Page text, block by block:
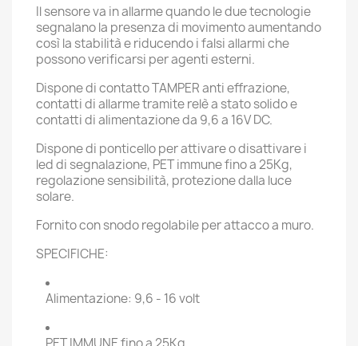
Il sensore va in allarme quando le due tecnologie
segnalano la presenza di movimento aumentando
così la stabilità e riducendo i falsi allarmi che
possono verificarsi per agenti esterni.
Dispone di contatto TAMPER anti effrazione,
contatti di allarme tramite relè a stato solido e
contatti di alimentazione da 9,6 a 16V DC.
Dispone di ponticello per attivare o disattivare i
led di segnalazione, PET immune fino a 25Kg,
regolazione sensibilità, protezione dalla luce
solare.
Fornito con snodo regolabile per attacco a muro.
SPECIFICHE:
Alimentazione: 9,6 - 16 volt